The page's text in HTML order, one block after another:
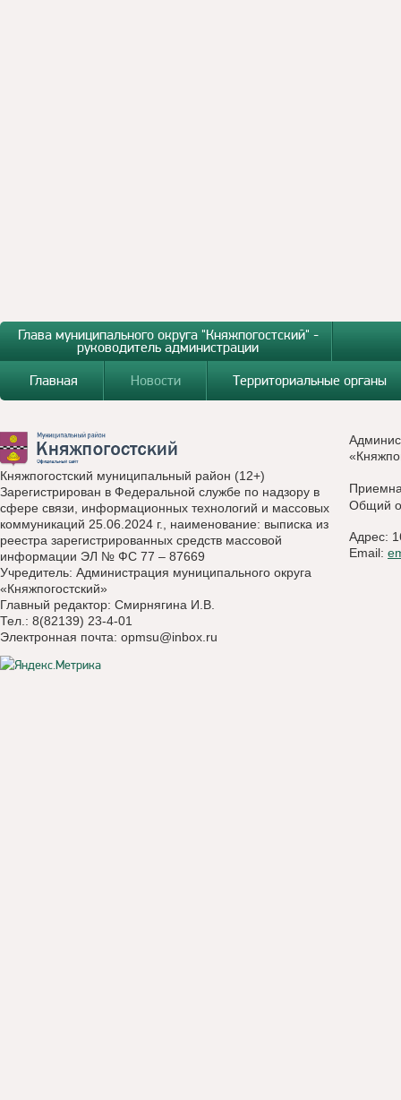
Глава муниципального округа "Княжпогостский" -
руководитель администрации
Главная
Новости Территориальные органы
Княжпогостский муниципальный район (12+)
Зарегистрирован в Федеральной службе по надзору в
сфере связи, информационных технологий и массовых
коммуникаций 25.06.2024 г., наименование: выписка из
реестра зарегистрированных средств массовой
информации ЭЛ № ФС 77 – 87669
Учредитель: Администрация муниципального округа
«Княжпогостский»
Главный редактор: Смирнягина И.В.
Тел.: 8(82139) 23-4-01
Электронная почта: opmsu@inbox.ru
Общий
Адрес:
Email: